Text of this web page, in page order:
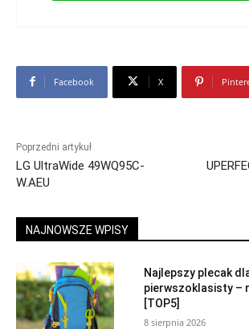
Facebook X
Poprzedni artykuł
LG UltraWide 49WQ95C-
W.AEU
NAJNOWSZE WPISY
Najlepszy plecak
pierwszoklasisty –
[TOP5]
8 sierpnia 2026